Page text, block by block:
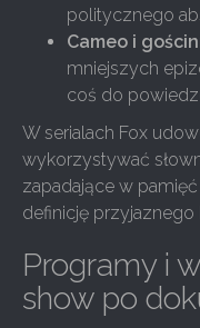
politycznego
Cameo i
mniejszych
coś do
W serialach Fox
wykorzystywać
zapadające w
definicję przyjaznego
Programy i
show po